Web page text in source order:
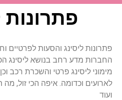
פתרונות
פתרונות ליסינג והסעות לפרטיים
החברות מדע רחב בנושא ליסינג
מימוני ליסינג פרטי והשכרת רכב
לארועים וכדומה. איפה הכי זול, מה
ועוד